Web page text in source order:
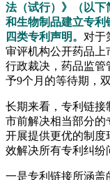
法（试行）》（以下
和生物制品建立专利
四类专利声明。 对于
审评机构公开药品上
行政裁决，药品监管
予9个月的等待期，
长期来看，专利链接
市前解决相当部分的
开展提供更优的制度
效解决所有专利纠纷
一是专利链接所涵盖